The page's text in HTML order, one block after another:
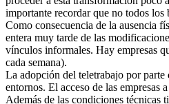
importante recordar que no todos los
Como consecuencia de la ausencia
entera muy tarde de las
vínculos informales. Hay empresas
cada semana).
La adopción del teletrabajo por
entornos. El acceso de las empresas
Además de las condiciones técnicas